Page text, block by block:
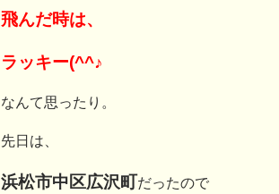
飛んだ時は、
ラッキー(^^♪
なんて思ったり。
先日は、
浜松市中区広沢町だったので